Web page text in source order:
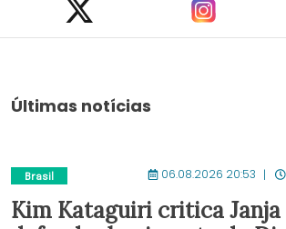
Últimas notícias
Brasil 06.08.2026 20:53
Kim Kataguiri critica